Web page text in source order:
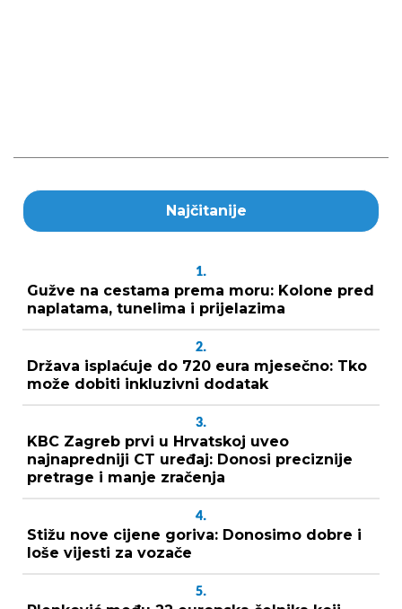
Najčitanije
1.
Gužve na cestama prema moru: Kolone pred
naplatama, tunelima i prijelazima
2.
Država isplaćuje do 720 eura mjesečno: Tko
može dobiti inkluzivni dodatak
3.
KBC Zagreb prvi u Hrvatskoj uveo
najnapredniji CT uređaj: Donosi preciznije
pretrage i manje zračenja
4.
Stižu nove cijene goriva: Donosimo dobre i
loše vijesti za vozače
5.